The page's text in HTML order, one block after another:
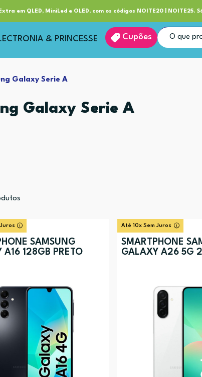
em QLED, MiniLed e OLED, com os códigos NOITE20 | NOITE25.
RP+
& PRINCESSE Cupões
Galaxy Serie A
Galaxy Serie A
SAMSUNG
A16 128GB PRETO
Até 10x Sem Juros
SMARTPHONE
GALAXY A26 5G